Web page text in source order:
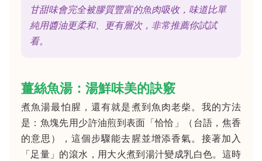
甘甜味會完全被膠質豐富的魚肉吸收，味道比單
純用醬油更柔和、更有層次，非常推薦你試試
看。
薑絲魚湯：湯鮮味美的訣竅
煮魚湯最怕腥，還有就是煮到魚肉老柴。我的方法
是：魚塊先用少許油煎到表面「恰恰」（台語，焦香
的意思），這個步驟能去腥並增添香氣。接著加入
「足量」的滾水，用大火煮到湯汁變成乳白色。這時